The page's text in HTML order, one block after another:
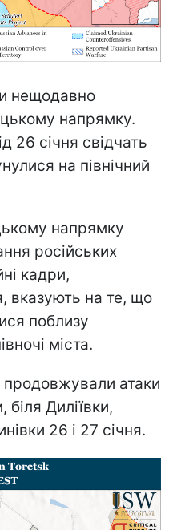
нещодавно
напрямку.
26 січня свідчать
на північний
напрямку
російських
кадри,
вказують на те, що
поблизу
міста.
продовжували атаки
Диліївки,
26 і 27 січня.